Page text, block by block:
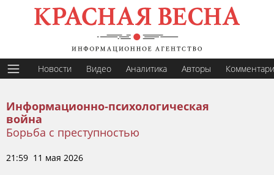
Новости Видео Аналитика Авторы
Информационно-психологическая
война
Борьба с преступностью
21:59 11 мая 2026